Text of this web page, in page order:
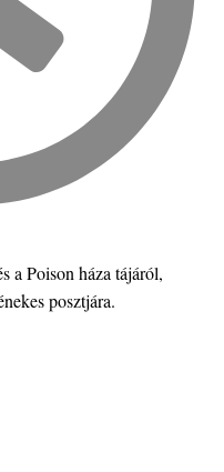
a Poison háza tájáról,
posztjára.